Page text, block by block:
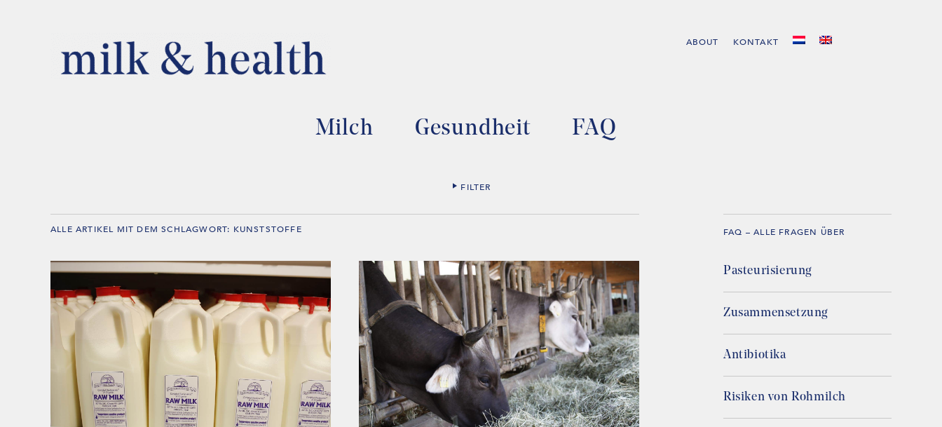
ABOUT KONTAKT
Milch Gesundheit FAQ
FILTER
ALLE ARTIKEL MIT DEM SCHLAGWORT: KUNSTSTOFFE FAQ – ALLE FRAGEN ÜBER
Pasteurisierung
Zusammensetzung
Antibiotika
Risiken von Rohmilch